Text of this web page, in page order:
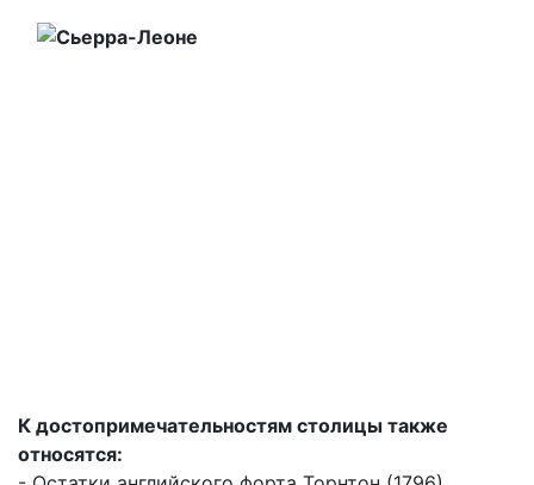
К достопримечательностям столицы также
относятся: